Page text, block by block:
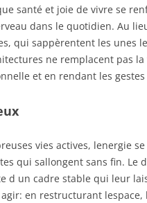
santé et joie de vivre se
dans le quotidien. Au
qui sappèrentent les unes
ne remplacent pas
et en rendant les
vies actives, lenergie
qui sallongent sans fin. Le
d un cadre stable qui leur
en restructurant